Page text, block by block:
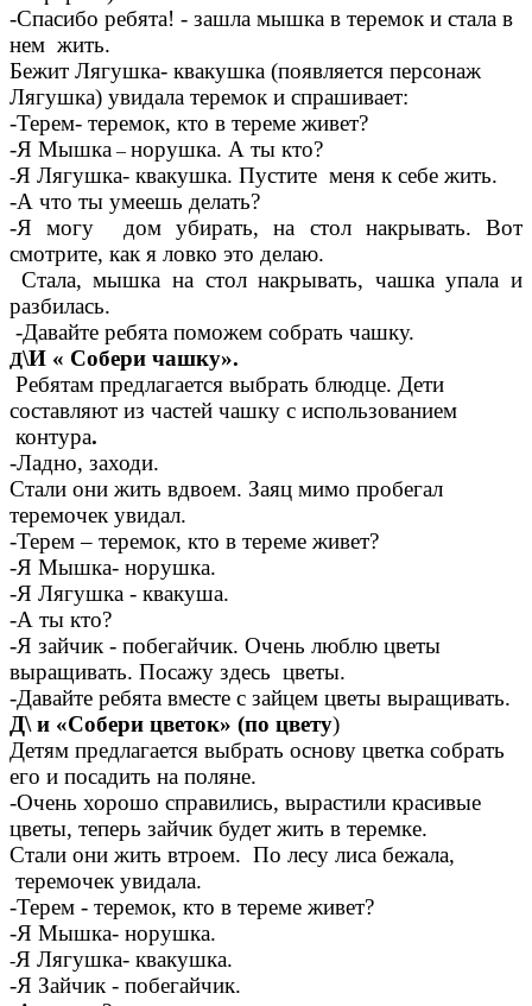
-Спасибо ребята! - зашла мышка в теремок и стала в
нем жить.
Бежит Лягушка- квакушка (появляется персонаж
Лягушка) увидала теремок и спрашивает:
-Терем- теремок, кто в тереме живет?
-Я Мышка – норушка. А ты кто?
-Я Лягушка- квакушка. Пустите меня к себе жить.
-А что ты умеешь делать?
-Я могу дом убирать, на стол накрывать. Вот
смотрите, как я ловко это делаю.
Стала, мышка на стол накрывать, чашка упала и
разбилась.
-Давайте ребята поможем собрать чашку.
Д\И « Собери чашку».
Ребятам предлагается выбрать блюдце. Дети
составляют из частей чашку с использованием
контура.
-Ладно, заходи.
Стали они жить вдвоем. Заяц мимо пробегал
теремочек увидал.
-Терем – теремок, кто в тереме живет?
-Я Мышка- норушка.
-Я Лягушка - квакуша.
-А ты кто?
-Я зайчик - побегайчик. Очень люблю цветы
выращивать. Посажу здесь цветы.
-Давайте ребята вместе с зайцем цветы выращивать.
Д\ и «Собери цветок» (по цвету)
Детям предлагается выбрать основу цветка собрать
его и посадить на поляне.
-Очень хорошо справились, вырастили красивые
цветы, теперь зайчик будет жить в теремке.
Стали они жить втроем. По лесу лиса бежала,
теремочек увидала.
-Терем - теремок, кто в тереме живет?
-Я Мышка- норушка.
-Я Лягушка- квакушка.
-Я Зайчик - побегайчик.